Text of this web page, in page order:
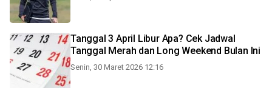
Tanggal 3 April Libur Apa? Cek Jadwal
Tanggal Merah dan Long Weekend Bulan Ini
Senin, 30 Maret 2026 12:16